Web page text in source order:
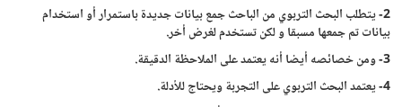
2- يتطلب البحث التربوي من الباحث جمع بيانات جديدة باستمرار أو استخدام
بيانات تم جمعها مسبقا و لكن تستخدم لغرض أخر.
3- ومن خصائصه أيضا أنه يعتمد على الملاحظة الدقيقة.
4- يعتمد البحث التربوي على التجربة ويحتاج للأدلة.